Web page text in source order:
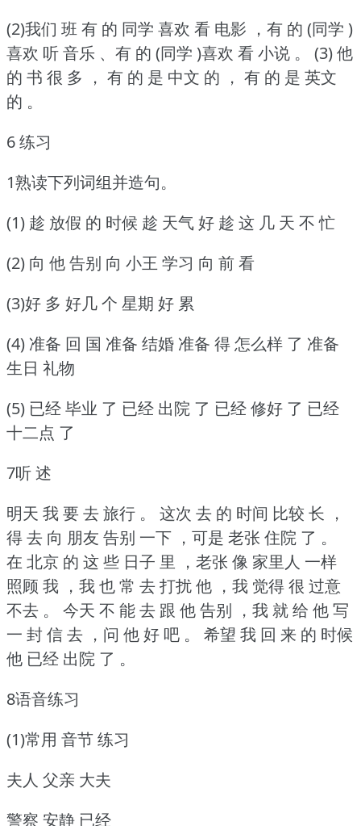
(2)我们 班 有 的 同学 喜欢 看 电影 ，有 的 (同学 )
喜欢 听 音乐 、有 的 (同学 )喜欢 看 小说 。
(3) 他
的 书 很 多 ， 有 的 是 中文 的 ， 有 的 是 英文
的 。
6 练习
1熟读下列词组并造句。
(1) 趁 放假 的 时候 趁 天气 好 趁 这 几 天 不 忙
(2) 向 他 告别 向 小王 学习 向 前 看
(3)好 多 好几 个 星期 好 累
(4) 准备 回 国 准备 结婚 准备 得 怎么样 了 准备
生日 礼物
(5) 已经 毕业 了 已经 出院 了 已经 修好 了 已经
十二点 了
7听 述
明天 我 要 去 旅行 。
这次 去 的 时间 比较 长 ，
得 去 向 朋友 告别 一下 ，可是 老张 住院 了 。
在 北京 的 这 些 日子 里 ，老张 像 家里人 一样
照顾 我 ，我 也 常 去 打扰 他 ，我 觉得 很 过意
不去 。
今天 不 能 去 跟 他 告别 ，我 就 给 他 写
一 封 信 去 ，问 他 好 吧 。
希望 我 回 来 的 时候
他 已经 出院 了 。
8语音练习
(1)常用 音节 练习
夫人 父亲 大夫
警察 安静 已经